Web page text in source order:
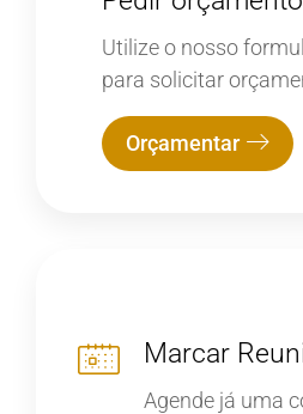
Utilize o nosso
para solicitar
Orçamentar
Marcar
Agende já uma